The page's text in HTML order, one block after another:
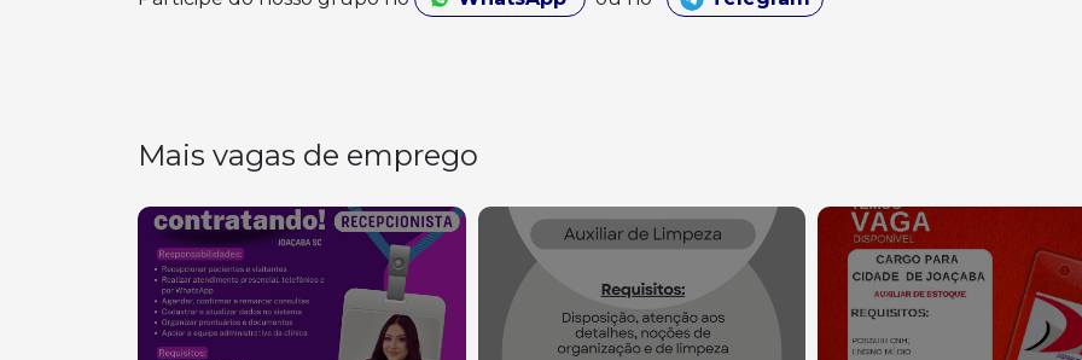
Mais vagas de emprego